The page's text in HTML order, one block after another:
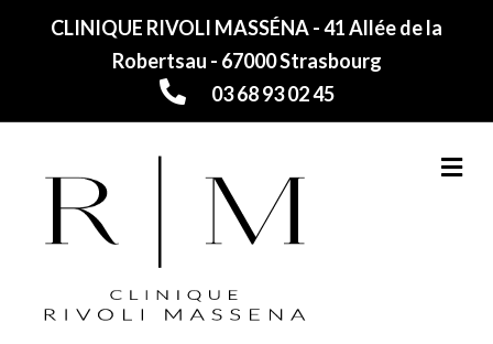
CLINIQUE RIVOLI MASSÉNA - 41 Allée de la
Robertsau - 67000 Strasbourg
03 68 93 02 45